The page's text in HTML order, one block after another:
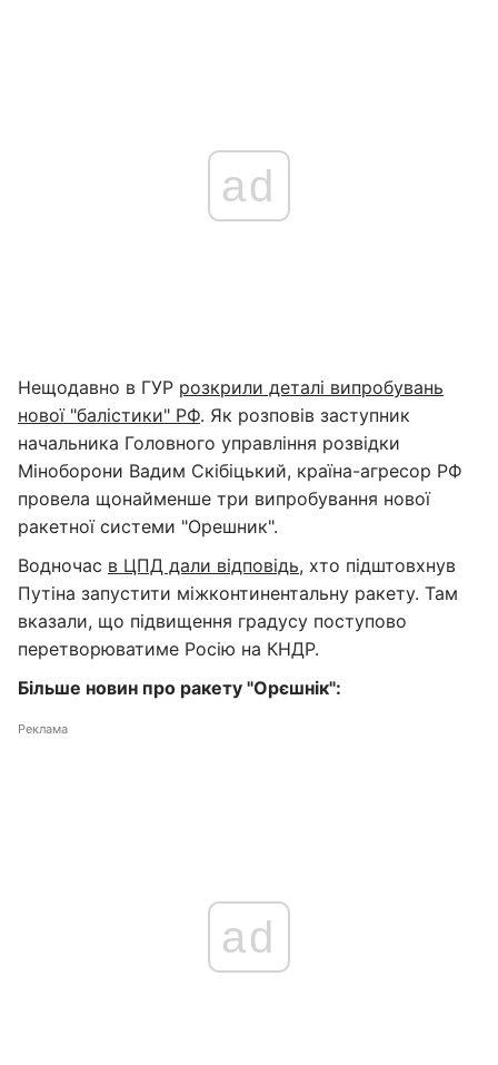
ad
Нещодавно в ГУР розкрили деталі випробувань
нової "балістики" РФ. Як розповів заступник
начальника Головного управління розвідки
Міноборони Вадим Скібіцький, країна-агресор РФ
провела щонайменше три випробування нової
ракетної системи "Орешник".
Водночас в ЦПД дали відповідь, хто підштовхнув
Путіна запустити міжконтинентальну ракету. Там
вказали, що підвищення градусу поступово
перетворюватиме Росію на КНДР.
Більше новин про ракету "Орєшнік":
Реклама
ad